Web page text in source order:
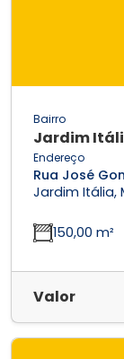
Bairro
Jardim
Endereço
Rua José
Jardim Itália,
150,00 m²
Valor